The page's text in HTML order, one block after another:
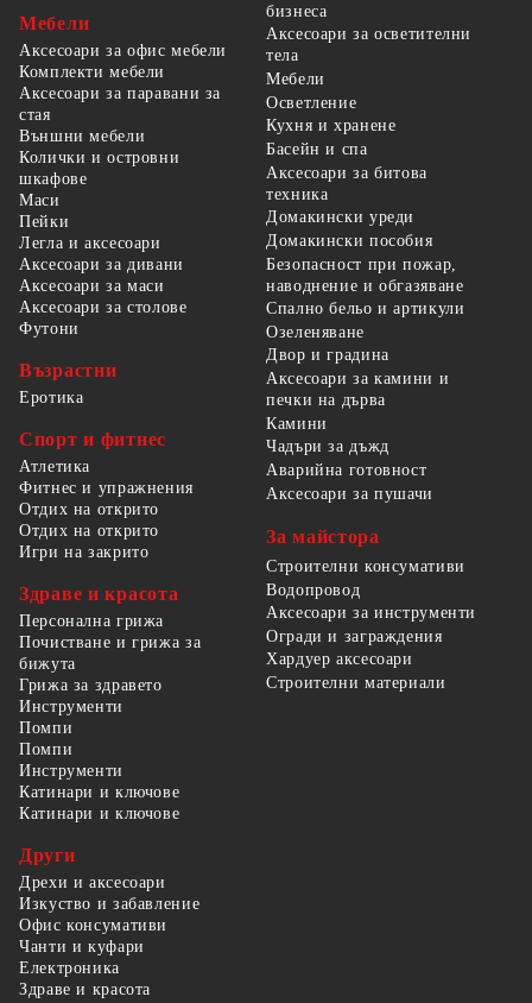
Мебели
Аксесоари за офис мебели
Комплекти мебели
Аксесоари за паравани за
стая
Външни мебели
Колички и островни
шкафове
Маси
Пейки
Легла и аксесоари
Аксесоари за дивани
Аксесоари за маси
Аксесоари за столове
Футони
Възрастни
Еротика
Спорт и фитнес
Атлетика
Фитнес и упражнения
Отдих на открито
Отдих на открито
Игри на закрито
Здраве и красота
Персонална грижа
Почистване и грижа за
бижута
Грижа за здравето
бизнеса
Аксесоари за осветителни
тела
Мебели
Осветление
Кухня и хранене
Басейн и спа
Аксесоари за битова
техника
Домакински уреди
Домакински пособия
Безопасност при пожар,
наводнение и обгазяване
Спално бельо и артикули
Озеленяване
Двор и градина
Аксесоари за камини и
печки на дърва
Камини
Чадъри за дъжд
Аварийна готовност
Аксесоари за пушачи
За майстора
Строителни консумативи
Водопровод
Аксесоари за инструменти
Огради и заграждения
Хардуер аксесоари
Строителни материали
Инструменти
Помпи
Помпи
Инструменти
Катинари и ключове
Катинари и ключове
Други
Дрехи и аксесоари
Изкуство и забавление
Офис консумативи
Чанти и куфари
Електроника
Здраве и красота